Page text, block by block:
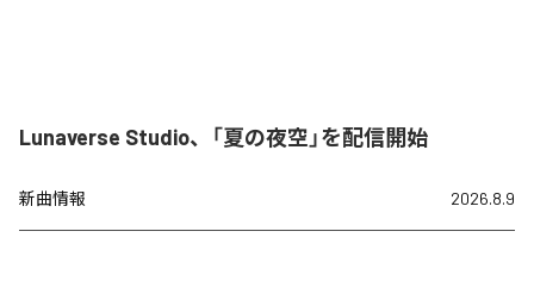
Lunaverse Studio、「夏の夜空」を配信開始
新曲情報 2026.8.9